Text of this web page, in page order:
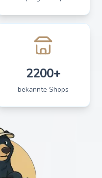
2200+
bekannte Shops